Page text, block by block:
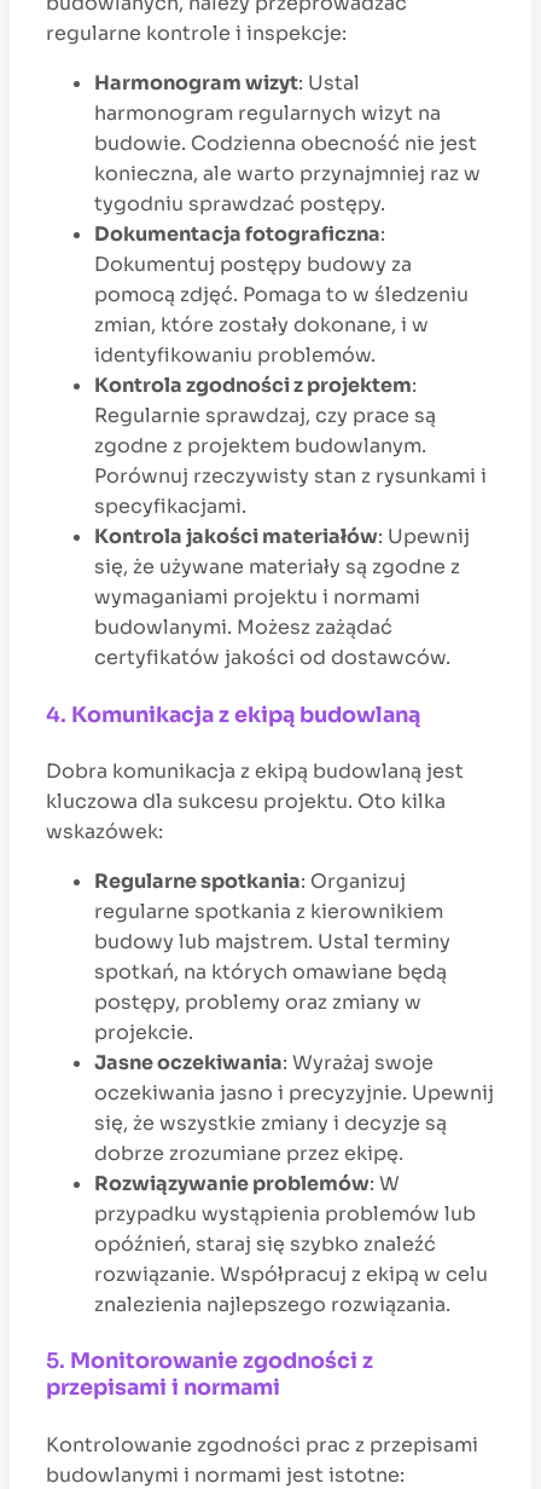
regularne kontrole i inspekcje:
Harmonogram wizyt: Ustal
harmonogram regularnych wizyt na
budowie. Codzienna obecność nie jest
konieczna, ale warto przynajmniej raz w
tygodniu sprawdzać postępy.
Dokumentacja fotograficzna:
Dokumentuj postępy budowy za
pomocą zdjęć. Pomaga to w śledzeniu
zmian, które zostały dokonane, i w
identyfikowaniu problemów.
Kontrola zgodności z projektem:
Regularnie sprawdzaj, czy prace są
zgodne z projektem budowlanym.
Porównuj rzeczywisty stan z rysunkami i
specyfikacjami.
Kontrola jakości materiałów: Upewnij
się, że używane materiały są zgodne z
wymaganiami projektu i normami
budowlanymi. Możesz zażądać
certyfikatów jakości od dostawców.
4. Komunikacja z ekipą budowlaną
Dobra komunikacja z ekipą budowlaną jest
kluczowa dla sukcesu projektu. Oto kilka
wskazówek:
Regularne spotkania: Organizuj
regularne spotkania z kierownikiem
budowy lub majstrem. Ustal terminy
spotkań, na których omawiane będą
postępy, problemy oraz zmiany w
projekcie.
Jasne oczekiwania: Wyrażaj swoje
oczekiwania jasno i precyzyjnie. Upewnij
się, że wszystkie zmiany i decyzje są
dobrze zrozumiane przez ekipę.
Rozwiązywanie problemów: W
przypadku wystąpienia problemów lub
opóźnień, staraj się szybko znaleźć
rozwiązanie. Współpracuj z ekipą w celu
znalezienia najlepszego rozwiązania.
5. Monitorowanie zgodności z
przepisami i normami
Kontrolowanie zgodności prac z przepisami
budowlanymi i normami jest istotne: